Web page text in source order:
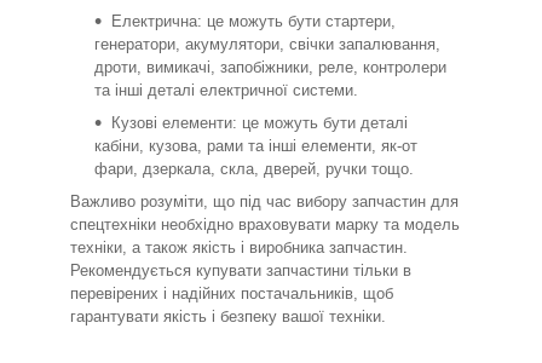
Електрична: це можуть бути стартери,
генератори, акумулятори, свічки запалювання,
дроти, вимикачі, запобіжники, реле, контролери
та інші деталі електричної системи.
Кузові елементи: це можуть бути деталі
кабіни, кузова, рами та інші елементи, як-от
фари, дзеркала, скла, дверей, ручки тощо.
Важливо розуміти, що під час вибору запчастин для
спецтехніки необхідно враховувати марку та модель
техніки, а також якість і виробника запчастин.
Рекомендується купувати запчастини тільки в
перевірених і надійних постачальників, щоб
гарантувати якість і безпеку вашої техніки.